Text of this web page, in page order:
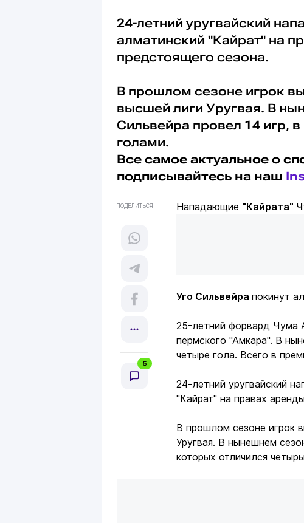
24-летний уругвайский
алматинский "Кайрат" на
предстоящего сезона.
В прошлом сезоне игрок
высшей лиги Уругвая. В
Сильвейра провел 14 игр,
голами.
Все самое актуальное о
подписывайтесь на наш
ПОДЕЛИТЬСЯ
5
Нападающие "Кайрата"
Уго Сильвейра покинут
25-летний форвард Чума
пермского "Амкара". В
четыре гола. Всего в
24-летний уругвайский
"Кайрат" на правах
В прошлом сезоне игрок
Уругвая. В нынешнем
которых отличился